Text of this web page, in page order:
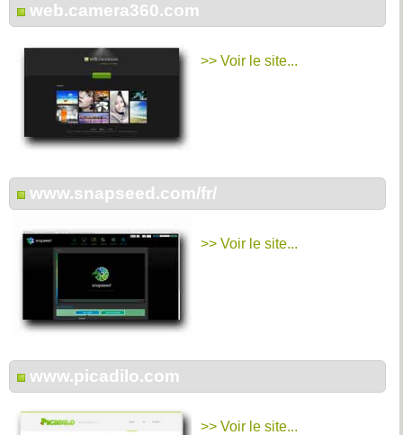
web.camera360.com
>> Voir le site...
www.snapseed.com/fr/
>> Voir le site...
www.picadilo.com
>> Voir le site...